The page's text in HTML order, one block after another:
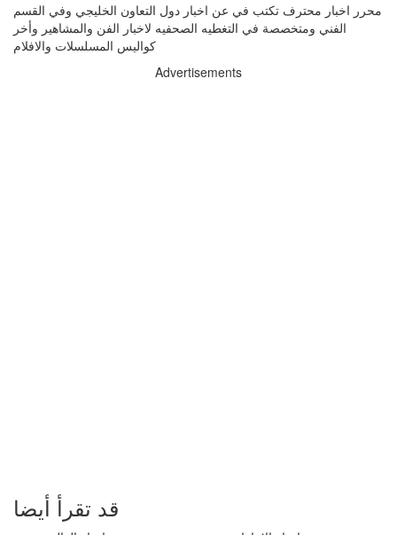
محرر اخبار محترف تكتب في عن اخبار دول التعاون الخليجي وفي القسم
الفني ومتخصصة في التغطيه الصحفيه لاخبار الفن والمشاهير وأخر
كواليس المسلسلات والافلام
Advertisements
قد تقرأ أيضا